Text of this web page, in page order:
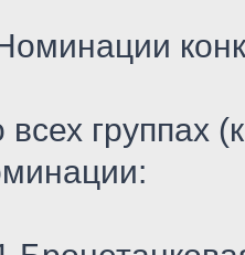
всех группах